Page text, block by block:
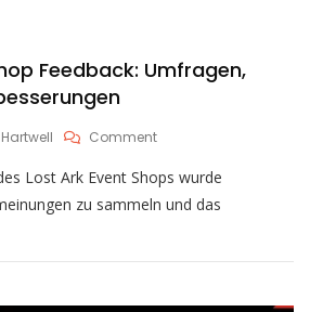
Feedback: Umfragen,
CommentOn
Ark
Event
Umfragen,
Lost Ark Event Shops wurde
zu sammeln und das